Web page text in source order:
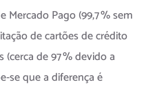
Mercado Pago (99,7 % sem
de cartões de crédito
de 97 % devido a
que a diferença é